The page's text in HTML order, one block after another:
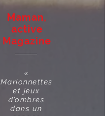
Maman,
active
Magazine
«
Marionnettes
et jeux
d’ombres
dans un